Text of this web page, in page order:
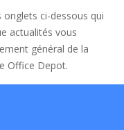
onglets ci-dessous qui
actualités vous
général de la
Office Depot.